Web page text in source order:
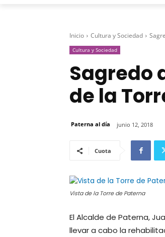
Inicio Cultura y Sociedad
Cultura y Sociedad
Sagredo
de la
Paterna al día junio 12, 2018
Cuota
Vista de la Torre de Paterna
El Alcalde de Paterna,
llevar a cabo la